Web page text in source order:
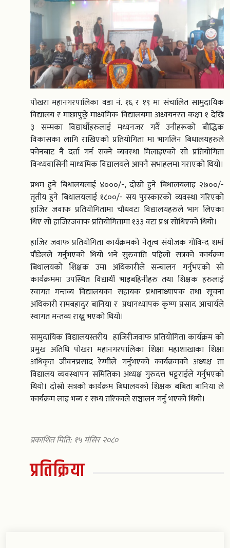
पोखरा महानगरपालिका वडा नं. १६ र १९ मा संचालित सामुदायिक
विद्यालय र माछापुछ्रे माध्यमिक विद्यालयमा अध्ययनरत कक्षा १ देखि
३ सम्मका विद्यार्थीहरुलाई मध्यनजर गर्दै उनीहरूको बौद्धिक
विकासका लागि राखिएको प्रतियोगिता मा भागलिन बिधालयहरुले
फोनबाट नै दर्ता गर्न सक्ने व्यवस्था मिलाइएको सो प्रतियोगिता
विन्ध्यवासिनी माध्यमिक विद्यालयले आफ्नै सभाहलमा गराएको थियो।
प्रथम हुने बिधालयलाई ४०००/-, दोस्रो हुने बिधालयलाइ २७००/-
तृतीय हुने बिधालयलाई १८००/- सय पुरस्कारको व्यवस्था गरिएको
हाजिर जवाफ प्रतियोगितामा चौधवटा विद्यालयहरुले भाग लिएका
थिए सो हाजिरजवाफ प्रतियोगितामा १३३ वटा प्रश्न सोधिएको थियो।
हाजिर जवाफ प्रतियोगिता कार्यक्रमको नेतृत्व संयोजक गोविन्द शर्मा
पौडेलले गर्नुभएको थियो भने सुरुवाति पहिलो सत्रको कार्यक्रम
बिधालयको शिक्षक उमा अधिकारीले सन्चालन गर्नुभएको सो
कार्यक्रममा उपस्थित विद्यार्थी भाइबहिनीहरु तथा शिक्षक हरुलाई
स्वागत मन्तव्य विद्यालयका सहायक प्रधानाध्यापक तथा सूचना
अधिकारी रामबहादुर बानिया र प्रधानध्यापक कृष्ण प्रसाद आचार्यले
स्वागत मन्तव्य राख्नु भएको थियो।
सामुदायिक विद्यालयस्तरीय हाजिरीजवाफ प्रतियोगिता कार्यक्रम को
प्रमुख अतिथि पोखरा महानगरपालिका शिक्षा महाशाखाका शिक्षा
अधिकृत जीवनप्रसाद रेग्मीले गर्नुभएको कार्यक्रमको अध्यक्ष ता
विद्यालय व्यवस्थापन समितिका अध्यक्ष गुरुदत्त भट्टराईले गर्नुभएको
थियो। दोस्रो सत्रको कार्यक्रम बिधालयको शिक्षक बबिता बानिया ले
कार्यक्रम लाइ भब्य र सभ्य तरिकाले सञ्चालन गर्नु भएको थियो।
प्रकाशित मिति: १५ मंसिर २०८०
प्रतिक्रिया